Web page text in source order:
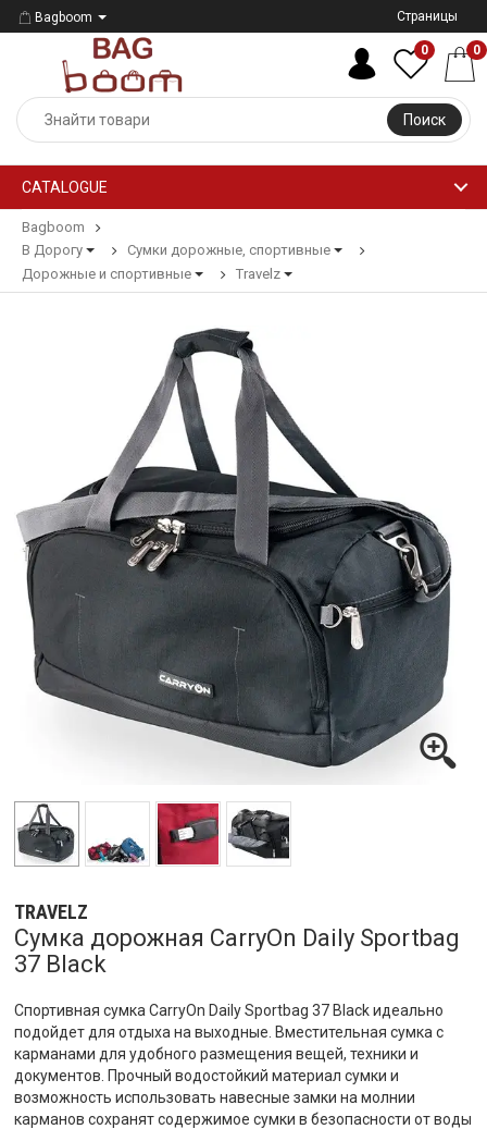
Bagboom Страницы
Поиск
0 0
CATALOGUE
Bagboom
В Дорогу
Сумки дорожные, спортивные
Дорожные и спортивные
Travelz
TRAVELZ
Сумка дорожная CarryOn Daily Sportbag
37 Black
Спортивная сумка CarryOn Daily Sportbag 37 Black идеально
подойдет для отдыха на выходные. Вместительная сумка с
карманами для удобного размещения вещей, техники и
документов. Прочный водостойкий материал сумки и
возможность использовать навесные замки на молнии
карманов сохранят содержимое сумки в безопасности от воды